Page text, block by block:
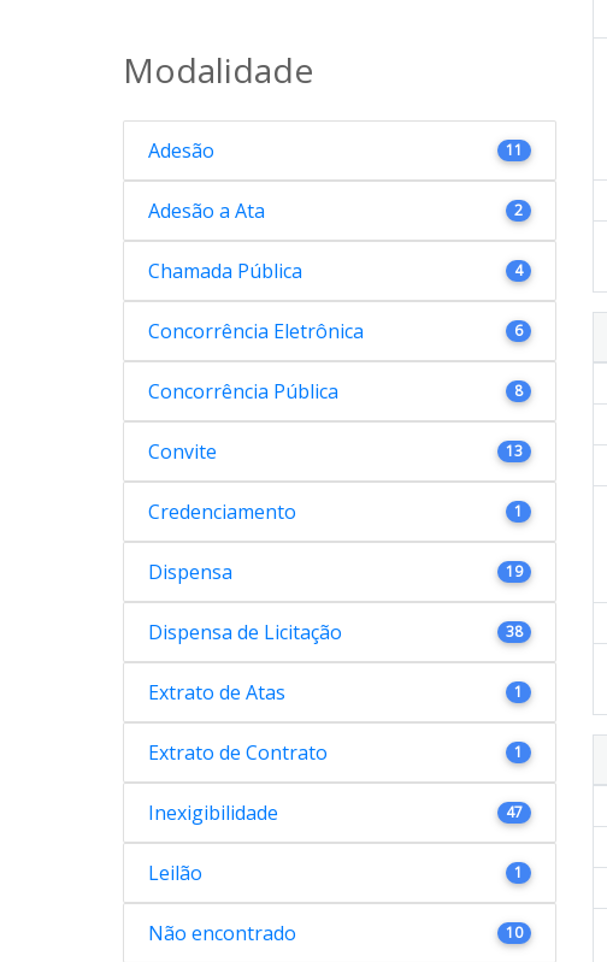
Modalidade
Adesão 11
Adesão a Ata 2
Chamada Pública 4
Concorrência Eletrônica 6
Concorrência Pública 8
Convite 13
Credenciamento 1
Dispensa 19
Dispensa de Licitação 38
Extrato de Atas 1
Extrato de Contrato 1
Inexigibilidade 47
Leilão 1
Não encontrado 10